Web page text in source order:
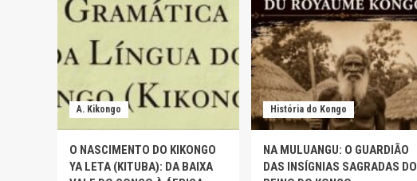
A. Kikongo
O NASCIMENTO DO KIKONGO
YA LETA (KITUBA): DA BAIXA
História do Kongo
NA MULUANGU: O GUARDIÃO
DAS INSÍGNIAS SAGRADAS DO